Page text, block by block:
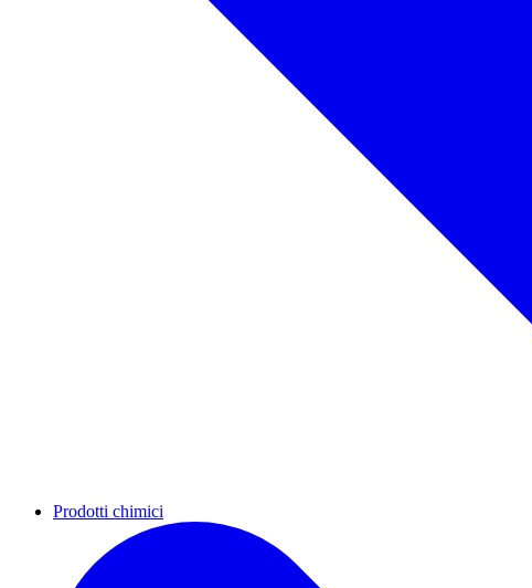
Prodotti chimici